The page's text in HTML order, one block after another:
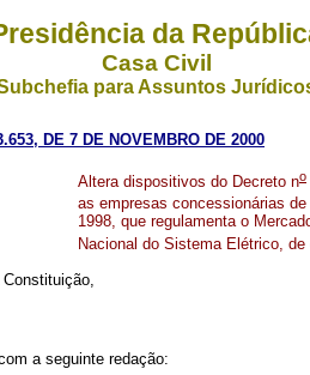
da
Casa Civil
para Assuntos
DE 7 DE NOVEMBRO DE 2000
Altera dispositivos do Decreto no
as empresas concessionárias
1998, que regulamenta o
Nacional do Sistema Elétrico,
a seguinte redação: